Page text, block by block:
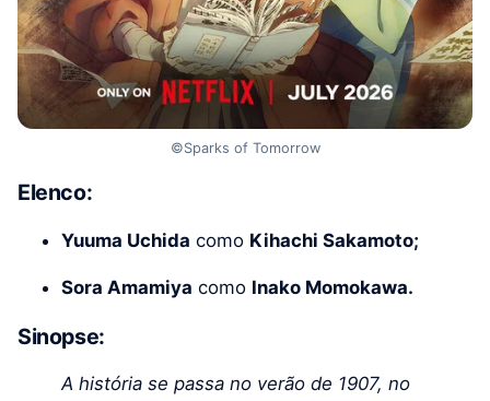
©Sparks of Tomorrow
Elenco:
Yuuma Uchida como Kihachi Sakamoto;
Sora Amamiya como Inako Momokawa.
Sinopse:
A história se passa no verão de 1907, no